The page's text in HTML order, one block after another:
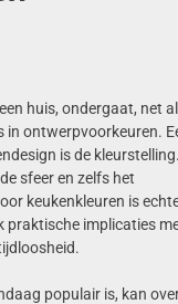
huis, ondergaat, net
in ontwerpvoorkeuren.
is de
sfeer en zelfs het
keukenkleuren is
praktische implicaties
populair is, kan